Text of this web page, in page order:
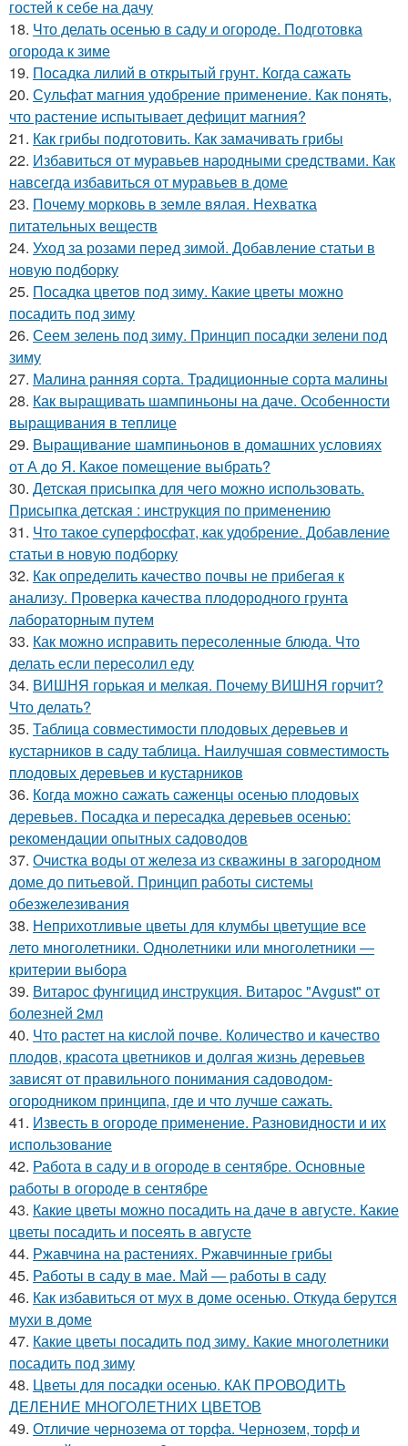
гостей к себе на дачу
18. Что делать осенью в саду и огороде. Подготовка
огорода к зиме
19. Посадка лилий в открытый грунт. Когда сажать
20. Сульфат магния удобрение применение. Как понять,
что растение испытывает дефицит магния?
21. Как грибы подготовить. Как замачивать грибы
22. Избавиться от муравьев народными средствами. Как
навсегда избавиться от муравьев в доме
23. Почему морковь в земле вялая. Нехватка
питательных веществ
24. Уход за розами перед зимой. Добавление статьи в
новую подборку
25. Посадка цветов под зиму. Какие цветы можно
посадить под зиму
26. Сеем зелень под зиму. Принцип посадки зелени под
зиму
27. Малина ранняя сорта. Традиционные сорта малины
28. Как выращивать шампиньоны на даче. Особенности
выращивания в теплице
29. Выращивание шампиньонов в домашних условиях
от А до Я. Какое помещение выбрать?
30. Детская присыпка для чего можно использовать.
Присыпка детская : инструкция по применению
31. Что такое суперфосфат, как удобрение. Добавление
статьи в новую подборку
32. Как определить качество почвы не прибегая к
анализу. Проверка качества плодородного грунта
лабораторным путем
33. Как можно исправить пересоленные блюда. Что
делать если пересолил еду
34. ВИШНЯ горькая и мелкая. Почему ВИШНЯ горчит?
Что делать?
35. Таблица совместимости плодовых деревьев и
кустарников в саду таблица. Наилучшая совместимость
плодовых деревьев и кустарников
36. Когда можно сажать саженцы осенью плодовых
деревьев. Посадка и пересадка деревьев осенью:
рекомендации опытных садоводов
37. Очистка воды от железа из скважины в загородном
доме до питьевой. Принцип работы системы
обезжелезивания
38. Неприхотливые цветы для клумбы цветущие все
лето многолетники. Однолетники или многолетники —
критерии выбора
39. Витарос фунгицид инструкция. Витарос "Avgust" от
болезней 2мл
40. Что растет на кислой почве. Количество и качество
плодов, красота цветников и долгая жизнь деревьев
зависят от правильного понимания садоводом-
огородником принципа, где и что лучше сажать.
41. Известь в огороде применение. Разновидности и их
использование
42. Работа в саду и в огороде в сентябре. Основные
работы в огороде в сентябре
43. Какие цветы можно посадить на даче в августе. Какие
цветы посадить и посеять в августе
44. Ржавчина на растениях. Ржавчинные грибы
45. Работы в саду в мае. Май — работы в саду
46. Как избавиться от мух в доме осенью. Откуда берутся
мухи в доме
47. Какие цветы посадить под зиму. Какие многолетники
посадить под зиму
48. Цветы для посадки осенью. КАК ПРОВОДИТЬ
ДЕЛЕНИЕ МНОГОЛЕТНИХ ЦВЕТОВ
49. Отличие чернозема от торфа. Чернозем, торф и